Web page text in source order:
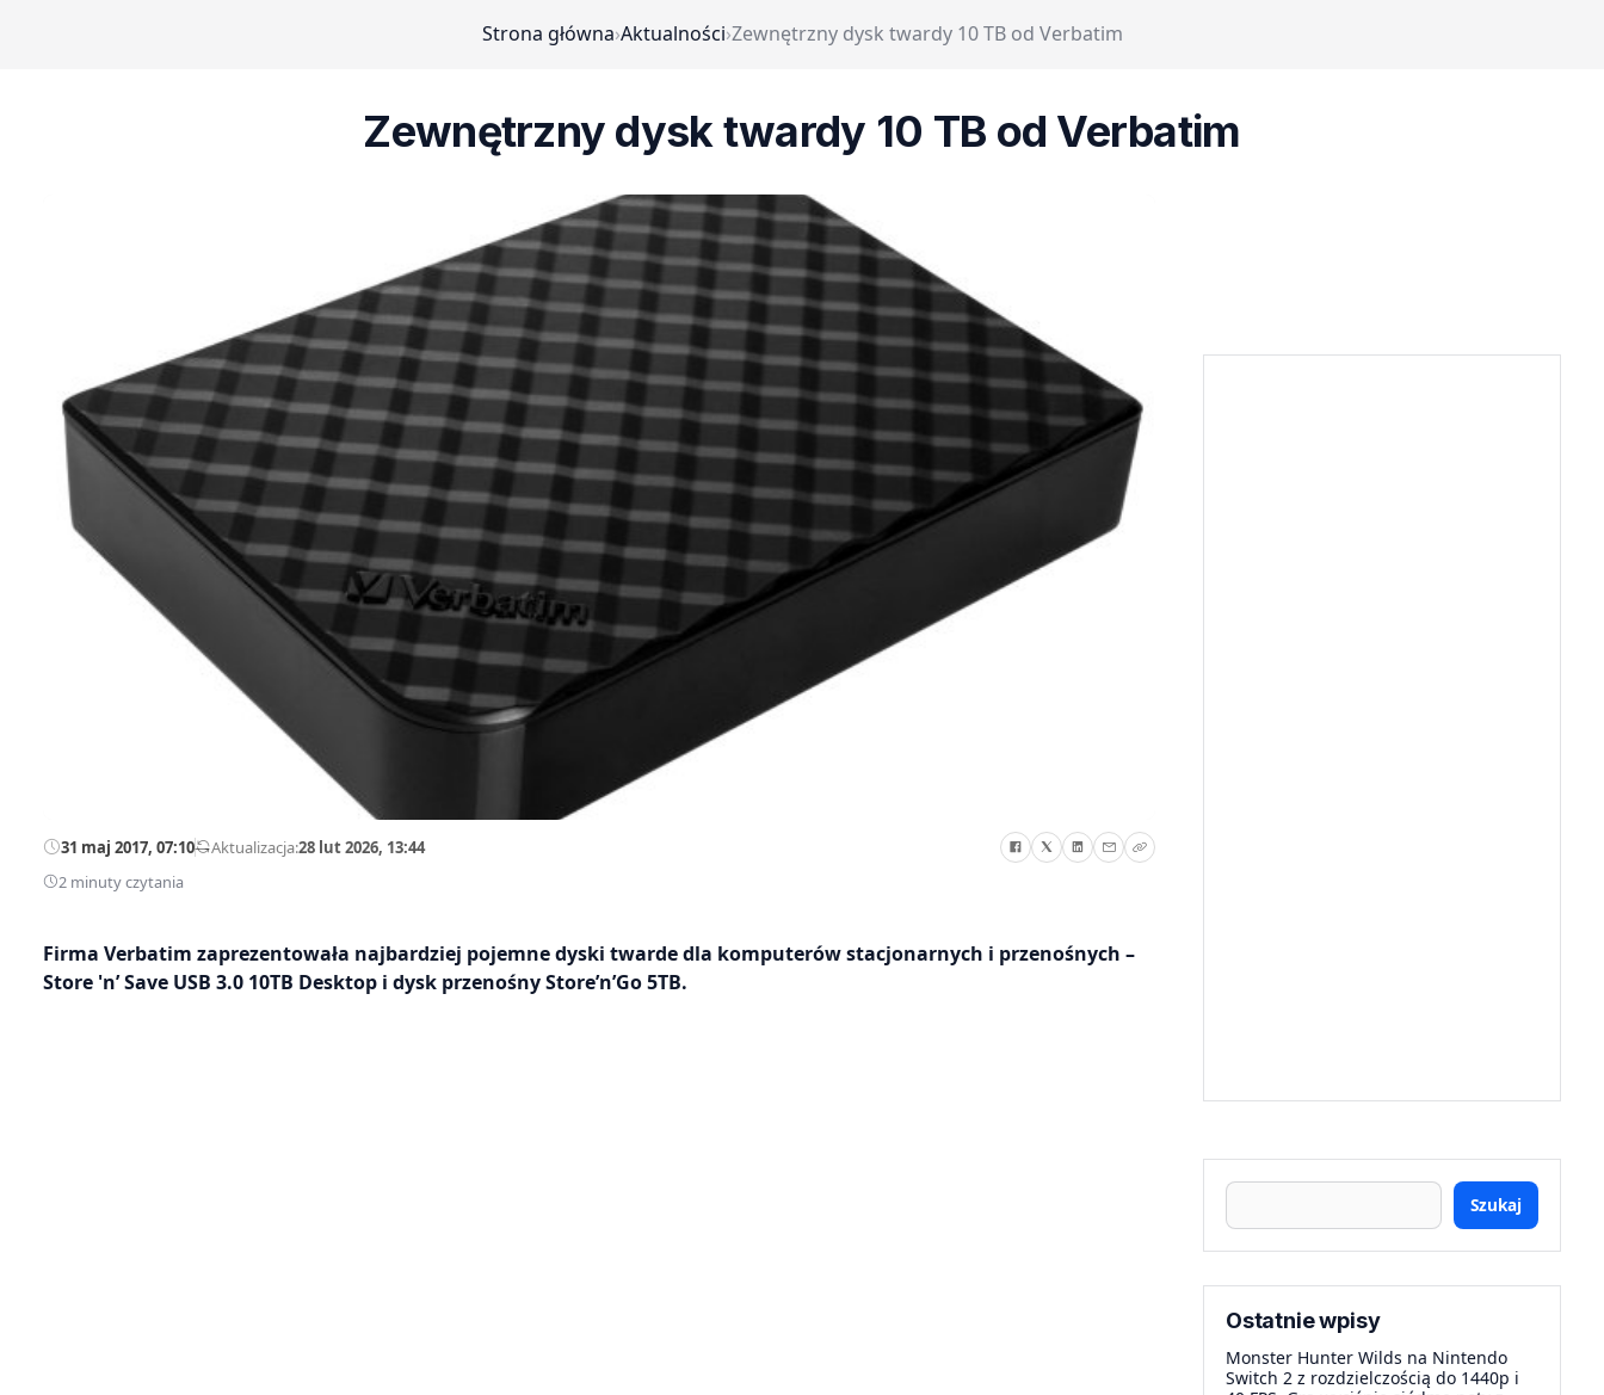
Strona główna›Aktualności›Zewnętrzny dysk twardy 10 TB od Verbatim
Zewnętrzny dysk twardy 10 TB od Verbatim
31 maj 2017, 07:10—Aktualizacja:28 lut 2026, 13:44
2 minuty czytania
Firma Verbatim zaprezentowała najbardziej pojemne dyski twarde dla komputerów stacjonarnych i przenośnych –
Store 'n’ Save USB 3.0 10TB Desktop i dysk przenośny Store’n’Go 5TB.
Szukaj
Ostatnie wpisy
Monster Hunter Wilds na Nintendo
Switch 2 z rozdzielczością do 1440p i